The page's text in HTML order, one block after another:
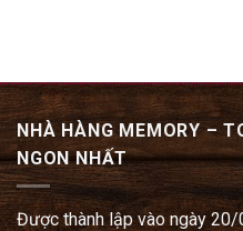
NHÀ HÀNG MEMORY –
NGON NHẤT
Được thành lập vào ngày